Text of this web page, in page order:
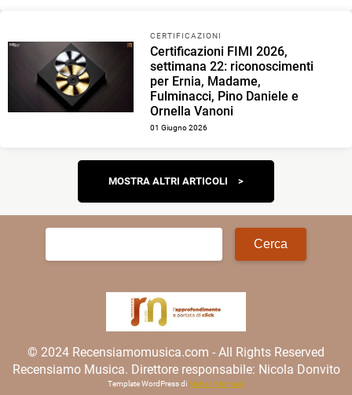
CERTIFICAZIONI
Certificazioni FIMI 2026,
settimana 22: riconoscimenti
per Ernia, Madame,
Fulminacci, Pino Daniele e
Ornella Vanoni
01 Giugno 2026
Navigazione
articoli
MOSTRA ALTRI ARTICOLI
Ricerca
© 2024 Recensiamomusica.com - All Rights Reserved
Recensiamo Musica. Direttore responsabile: Nicola Donvito
Template WordPress di Matteo Morreale